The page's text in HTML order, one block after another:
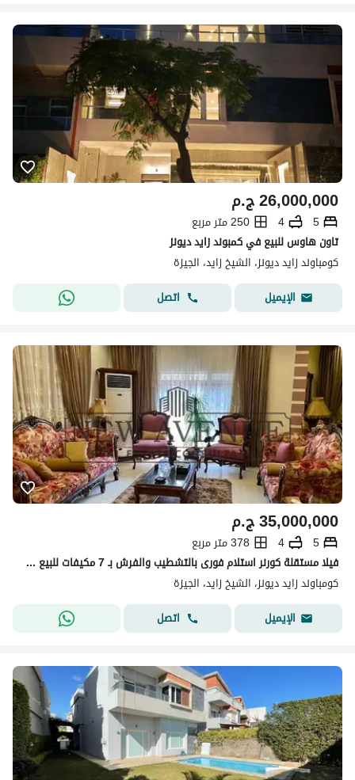
ج.م26,000,000
5
4
250 متر مربع
تاون هاوس للبيع في كمبوند زايد ديونز
كومباوند زايد ديونز، الشيخ زايد، الجيزة
الإيميل
اتصل
ج.م35,000,000
5
4
378 متر مربع
فيلا مستقلة كورنر استلام فورى بالتشطيب والفرش بـ 7 مكيفات للبيع في زايد ديونز في قلب الحي السادس بمدينة الشيخ زايد الجيزة Zayed Dunes Sheikh Zayed
كومباوند زايد ديونز، الشيخ زايد، الجيزة
الإيميل
اتصل